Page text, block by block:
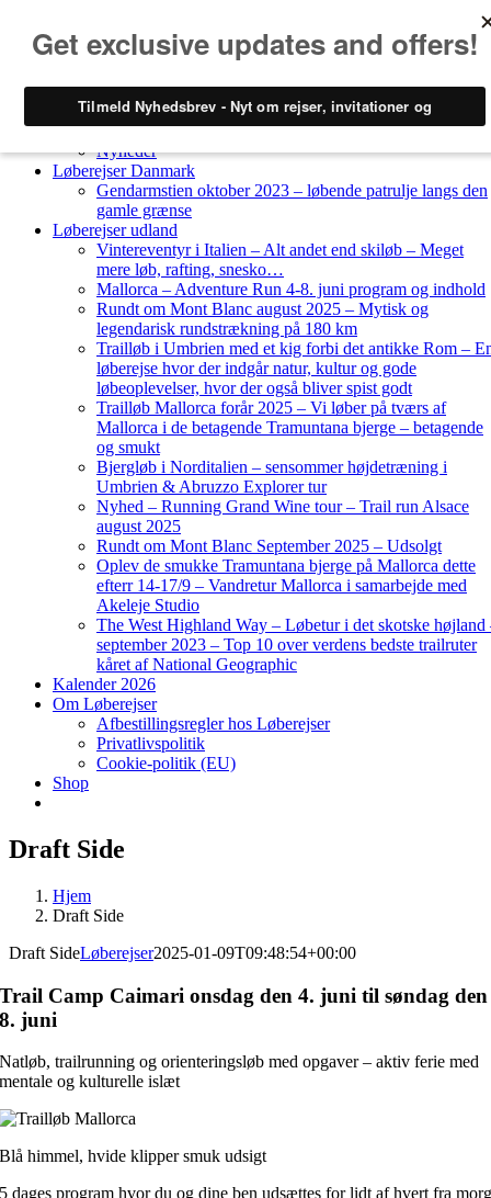
Løberejser
Nyheder
Løberejser Danmark
Gendarmstien oktober 2023 – løbende patrulje langs den
gamle grænse
Løberejser udland
Vintereventyr i Italien – Alt andet end skiløb – Meget
mere løb, rafting, snesko…
Mallorca – Adventure Run 4-8. juni program og indhold
Rundt om Mont Blanc august 2025 – Mytisk og
legendarisk rundstrækning på 180 km
Trailløb i Umbrien med et kig forbi det antikke Rom –
løberejse hvor der indgår natur, kultur og gode
løbeoplevelser, hvor der også bliver spist godt
Trailløb Mallorca forår 2025 – Vi løber på tværs af
Mallorca i de betagende Tramuntana bjerge – betagende
og smukt
Bjergløb i Norditalien – sensommer højdetræning i
Umbrien & Abruzzo Explorer tur
Nyhed – Running Grand Wine tour – Trail run Alsace
august 2025
Rundt om Mont Blanc September 2025 – Udsolgt
Oplev de smukke Tramuntana bjerge på Mallorca dette
efterr 14-17/9 – Vandretur Mallorca i samarbejde med
Akeleje Studio
The West Highland Way – Løbetur i det skotske højland
september 2023 – Top 10 over verdens bedste trailruter
kåret af National Geographic
Kalender 2026
Om Løberejser
Afbestillingsregler hos Løberejser
Privatlivspolitik
Cookie-politik (EU)
Shop
Draft Side
Hjem
Draft Side
Draft SideLøberejser2025-01-09T09:48:54+00:00
Trail Camp Caimari onsdag den 4. juni til søndag den
8. juni
Natløb, trailrunning og orienteringsløb med opgaver – aktiv ferie med
mentale og kulturelle islæt
Blå himmel, hvide klipper smuk udsigt
5 dages program hvor du og dine ben udsættes for lidt af hvert fra